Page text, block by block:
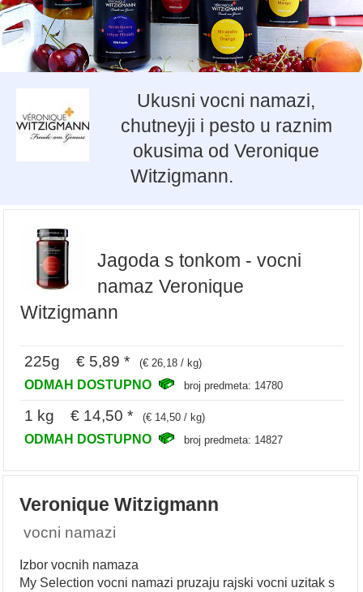
Ukusni vocni namazi,
chutneyji i pesto u raznim
okusima od Veronique
Witzigmann.
Jagoda s tonkom - vocni
namaz Veronique
Witzigmann
225g € 5,89 * (€ 26,18 / kg)
ODMAH DOSTUPNO broj predmeta: 14780
1 kg € 14,50 * (€ 14,50 / kg)
ODMAH DOSTUPNO broj predmeta: 14827
Veronique Witzigmann
vocni namazi
Izbor vocnih namaza
My Selection vocni namazi pruzaju rajski vocni uzitak s